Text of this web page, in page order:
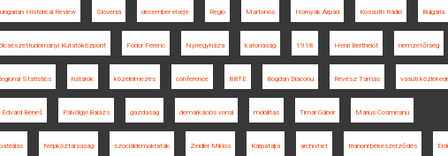
Historical Review Slovenia december elseje Regio Martonos Hornyák Árpád Kossuth Rádió Bulgária
Kutatóközpont Fodor Ferenc Nyíregyháza katonaság 1918 Henri Berthelot nemzetőrség
Statistics határok közélelmezés conference BBTE Bogdan Diaconu Révész Tamás vasúti
Edvard Beneš Pálvölgyi Balázs gazdaság demarkációs vonal mobilitás Timár Gábor Marius Cosmeanu
Népköztársaság szociáldemokraták Zeidler Miklós Kárpátalja archívnet trianoni békeszerződés